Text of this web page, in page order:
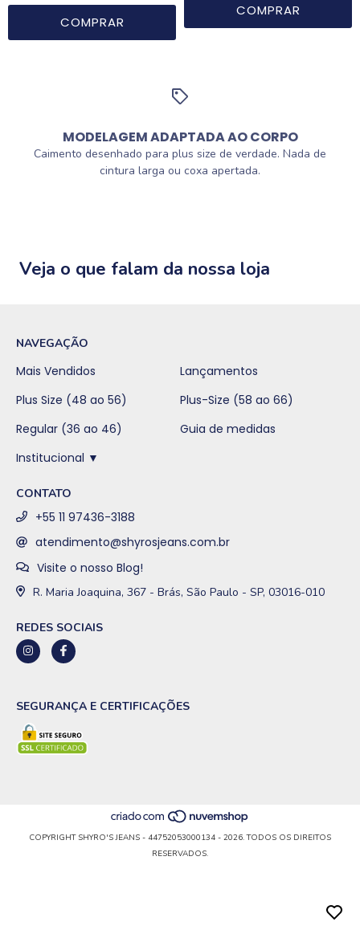
COMPRAR
COMPRAR
MODELAGEM ADAPTADA AO CORPO
Caimento desenhado para plus size de verdade. Nada de
cintura larga ou coxa apertada.
Veja o que falam da nossa loja
NAVEGAÇÃO
Mais Vendidos
Lançamentos
Plus Size (48 ao 56)
Plus-Size (58 ao 66)
Regular (36 ao 46)
Guia de medidas
Institucional ▼
CONTATO
+55 11 97436-3188
atendimento@shyrosjeans.com.br
Visite o nosso Blog!
R. Maria Joaquina, 367 - Brás, São Paulo - SP, 03016-010
REDES SOCIAIS
SEGURANÇA E CERTIFICAÇÕES
COPYRIGHT SHYRO'S JEANS - 44752053000134 - 2026. TODOS OS DIREITOS
RESERVADOS.